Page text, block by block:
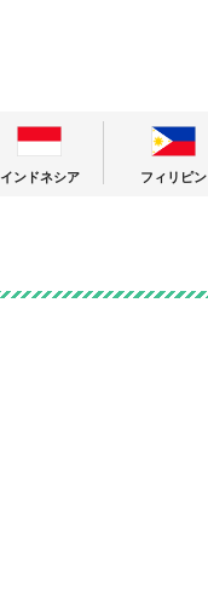
インドネシア フィリピン